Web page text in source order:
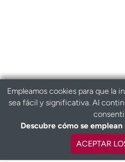
Empleamos cookies para que la
sea fácil y significativa. Al
Descubre cómo se
ACEPTAR